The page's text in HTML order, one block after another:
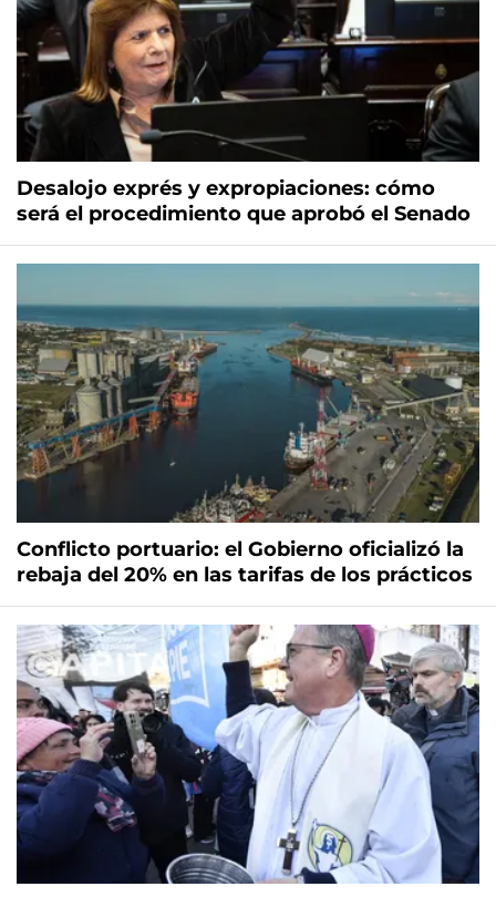
Desalojo exprés y expropiaciones: cómo
será el procedimiento que aprobó el Senado
Conflicto portuario: el Gobierno oficializó la
rebaja del 20% en las tarifas de los prácticos